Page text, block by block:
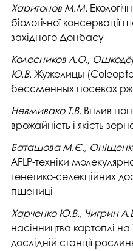
Харитонов М.М.
біологічної консервації
західного Донбасу
Колесников Л.О.,
Ю.В. Жужелицы
бессменных посевах
Невмивако Т.В. Вплив
врожайність і якість
Баташова М.Є.,
AFLP-техніки
генетико-селекційних
пшениці
Харченко Ю.В., Чигрин
насінництва картоплі на
дослідній станції